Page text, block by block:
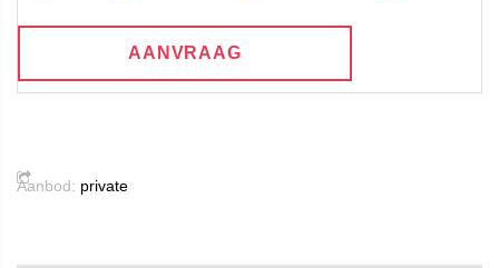
AANVRAAG
Aanbod: private